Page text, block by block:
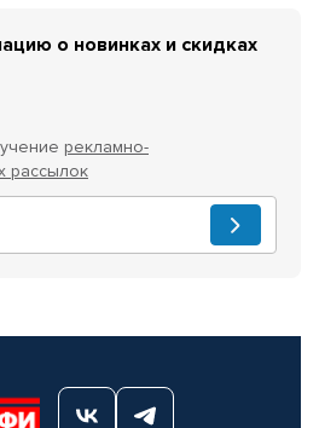
о новинках и скидках
рекламно-
рассылок